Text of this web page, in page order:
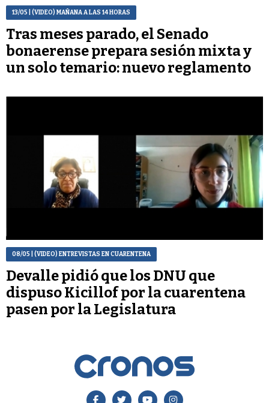
13/05 | (VIDEO) MAÑANA A LAS 14 HORAS
Tras meses parado, el Senado
bonaerense prepara sesión mixta y
un solo temario: nuevo reglamento
08/05 | (VIDEO) ENTREVISTAS EN CUARENTENA
Devalle pidió que los DNU que
dispuso Kicillof por la cuarentena
pasen por la Legislatura